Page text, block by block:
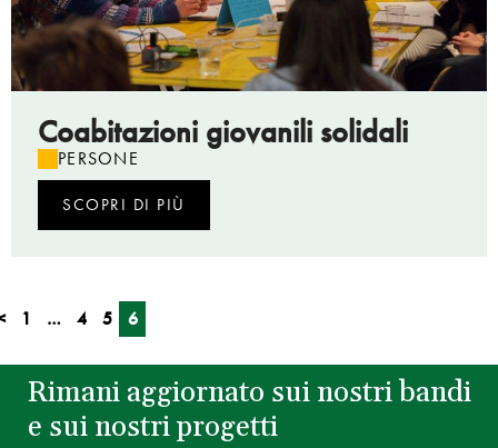
Coabitazioni giovanili solidali
PERSONE
SCOPRI DI PIÙ
1 … 4 5 6
Rimani aggiornato sui nostri bandi
e sui nostri progetti